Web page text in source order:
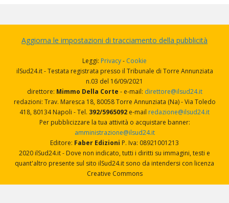
Aggiorna le impostazioni di tracciamento della pubblicità
Leggi: Privacy- Cookie
ilSud24.it - Testata registrata presso il Tribunale di Torre Annunziata
n.03 del 16/09/2021
direttore: Mimmo Della Corte - e-mail: direttore@ilsud24.it
redazioni: Trav. Maresca 18, 80058 Torre Annunziata (Na) - Via Toledo
418, 80134 Napoli - Tel. 392/5965092 e-mail redazione@ilsud24.it
Per pubblicizzare la tua attività o acquistare banner:
amministrazione@ilsud24.it
Editore: Faber Edizioni P. Iva: 08921001213
2020 ilSud24.it - Dove non indicato, tutti i diritti su immagini, testi e
quant'altro presente sul sito ilSud24.it sono da intendersi con licenza
Creative Commons